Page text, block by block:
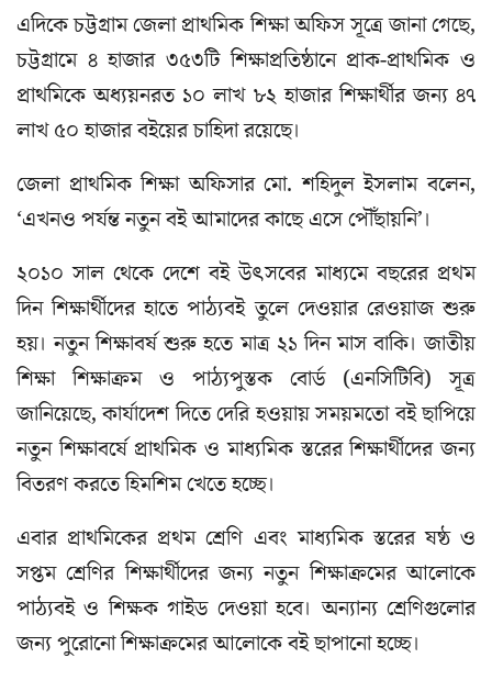
এদিকে চট্টগ্রাম জেলা প্রাথমিক শিক্ষা অফিস সূত্রে জানা গেছে,
চট্টগ্রামে ৪ হাজার ৩৫৩টি শিক্ষাপ্রতিষ্ঠানে প্রাক-প্রাথমিক ও
প্রাথমিকে অধ্যয়নরত ১০ লাখ ৮২ হাজার শিক্ষার্থীর জন্য ৪৭
লাখ ৫০ হাজার বইয়ের চাহিদা রয়েছে।
জেলা প্রাথমিক শিক্ষা অফিসার মো. শহিদুল ইসলাম বলেন,
‘এখনও পর্যন্ত নতুন বই আমাদের কাছে এসে পৌঁছায়নি’।
২০১০ সাল থেকে দেশে বই উৎসবের মাধ্যমে বছরের প্রথম
দিন শিক্ষার্থীদের হাতে পাঠ্যবই তুলে দেওয়ার রেওয়াজ শুরু
হয়। নতুন শিক্ষাবর্ষ শুরু হতে মাত্র ২১ দিন মাস বাকি। জাতীয়
শিক্ষা শিক্ষাক্রম ও পাঠ্যপুস্তক বোর্ড (এনসিটিবি) সূত্র
জানিয়েছে, কার্যাদেশ দিতে দেরি হওয়ায় সময়মতো বই ছাপিয়ে
নতুন শিক্ষাবর্ষে প্রাথমিক ও মাধ্যমিক স্তরের শিক্ষার্থীদের জন্য
বিতরণ করতে হিমশিম খেতে হচ্ছে।
এবার প্রাথমিকের প্রথম শ্রেণি এবং মাধ্যমিক স্তরের ষষ্ঠ ও
সপ্তম শ্রেণির শিক্ষার্থীদের জন্য নতুন শিক্ষাক্রমের আলোকে
পাঠ্যবই ও শিক্ষক গাইড দেওয়া হবে। অন্যান্য শ্রেণিগুলোর
জন্য পুরোনো শিক্ষাক্রমের আলোকে বই ছাপানো হচ্ছে।